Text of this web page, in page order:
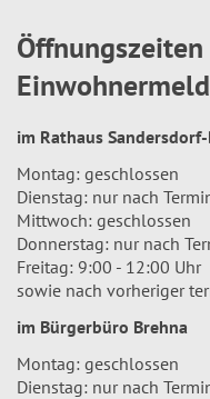
Öffnungszeiten
im Rathaus
Montag: geschlossen
Dienstag: nur nach
Mittwoch: geschlossen
Donnerstag: nur nach
Freitag: 9:00 - 12:00 Uhr
sowie nach vorheriger
im Bürgerbüro Brehna
Montag: geschlossen
Dienstag: nur nach